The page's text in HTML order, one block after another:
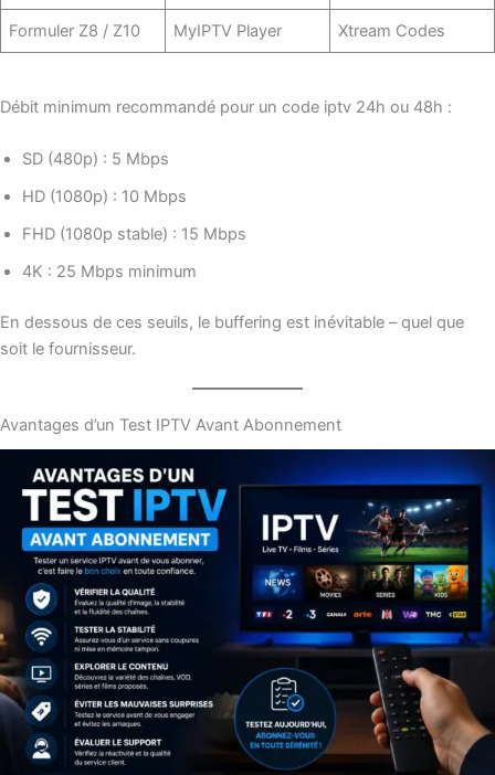
Formuler Z8 / Z10 MyIPTV Player Xtream Codes
Débit minimum recommandé pour un code iptv 24h ou 48h :
SD (480p) : 5 Mbps
HD (1080p) : 10 Mbps
FHD (1080p stable) : 15 Mbps
4K : 25 Mbps minimum
En dessous de ces seuils, le buffering est inévitable – quel que
soit le fournisseur.
Avantages d’un Test IPTV Avant Abonnement